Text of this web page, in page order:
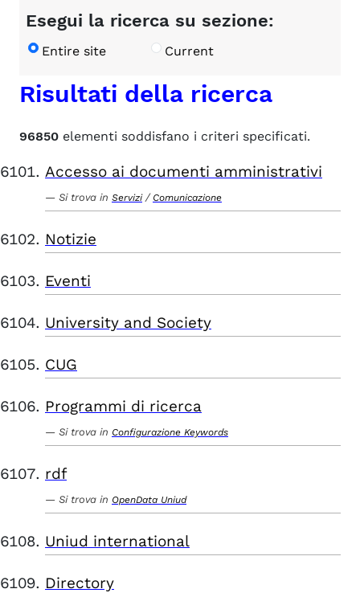
Esegui la ricerca su sezione:
Entire site Current
Risultati della ricerca
96850 elementi soddisfano i criteri specificati.
Accesso ai documenti amministrativi
Si trova in Servizi / Comunicazione
Notizie
Eventi
University and Society
CUG
Programmi di ricerca
Si trova in Configurazione Keywords
rdf
Si trova in OpenData Uniud
Uniud international
Directory